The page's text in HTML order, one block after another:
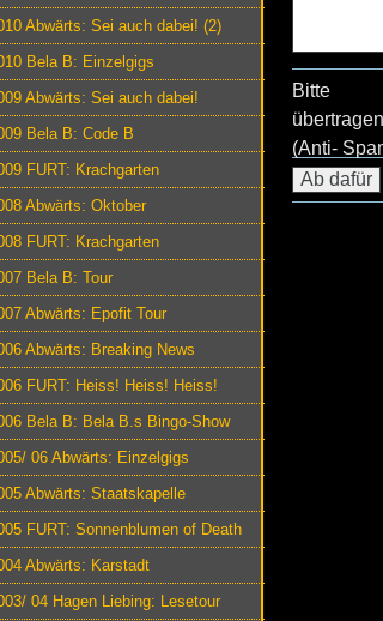
Abwärts: Sei auch dabei! (2)
Bela B: Einzelgigs
Abwärts: Sei auch dabei!
Bela B: Code B
FURT: Krachgarten
Abwärts: Oktober
FURT: Krachgarten
Bela B: Tour
Abwärts: Epofit Tour
Abwärts: Breaking News
FURT: Heiss! Heiss! Heiss!
Bela B: Bela B.s Bingo-Show
06 Abwärts: Einzelgigs
Abwärts: Staatskapelle
FURT: Sonnenblumen of Death
Abwärts: Karstadt
04 Hagen Liebing: Lesetour
Bitte
übertragen
(Anti-